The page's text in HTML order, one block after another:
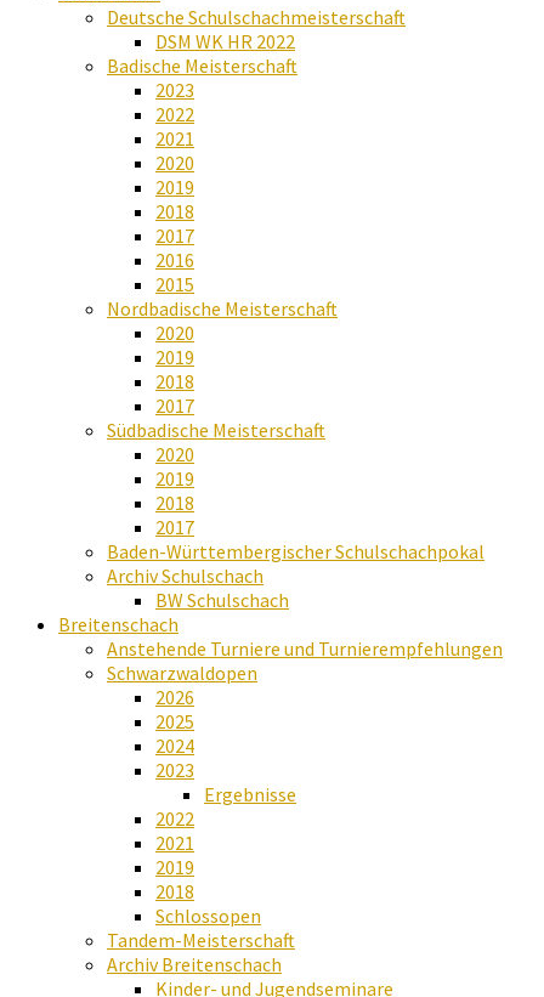
Deutsche Schulschachmeisterschaft
DSM WK HR 2022
Badische Meisterschaft
2023
2022
2021
2020
2019
2018
2017
2016
2015
Nordbadische Meisterschaft
2020
2019
2018
2017
Südbadische Meisterschaft
2020
2019
2018
2017
Baden-Württembergischer Schulschachpokal
Archiv Schulschach
BW Schulschach
Breitenschach
Anstehende Turniere und Turnierempfehlungen
Schwarzwaldopen
2026
2025
2024
2023
Ergebnisse
2022
2021
2019
2018
Schlossopen
Tandem-Meisterschaft
Archiv Breitenschach
Kinder- und Jugendseminare